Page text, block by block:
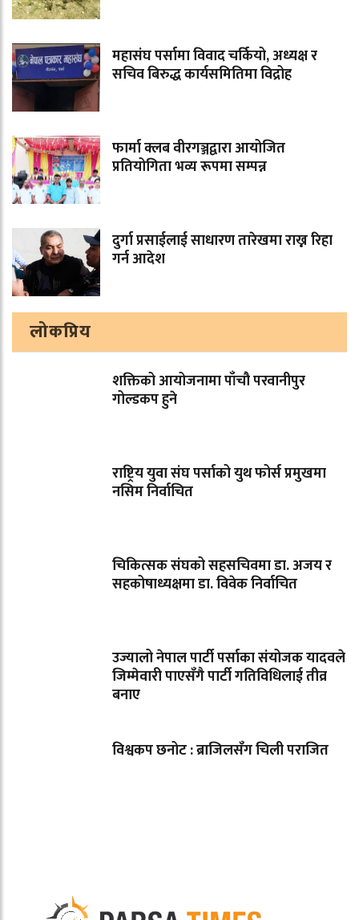
महासंघ पर्सामा विवाद चर्कियो, अध्यक्ष र
सचिव बिरुद्ध कार्यसमितिमा विद्रोह
फार्मा क्लब वीरगञ्जद्वारा आयोजित
प्रतियोगिता भव्य रूपमा सम्पन्न
दुर्गा प्रसाईलाई साधारण तारेखमा राख्न रिहा
गर्न आदेश
लोकप्रिय
शक्तिको आयोजनामा पाँचौ परवानीपुर
गोल्डकप हुने
राष्ट्रिय युवा संघ पर्साको युथ फोर्स प्रमुखमा
नसिम निर्वाचित
चिकित्सक संघको सहसचिवमा डा. अजय र
सहकोषाध्यक्षमा डा. विवेक निर्वाचित
उज्यालो नेपाल पार्टी पर्साका संयोजक यादवले
जिम्मेवारी पाएसँगै पार्टी गतिविधिलाई तीव्र
बनाए
विश्वकप छनोट : ब्राजिलसँग चिली पराजित